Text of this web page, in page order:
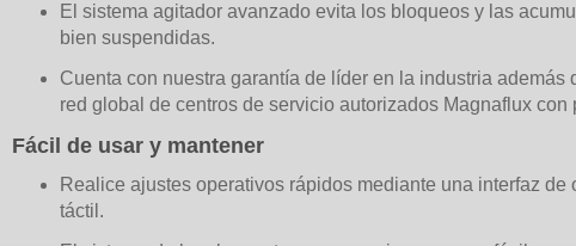
El sistema agitador avanzado evita los bloqueos y las
bien suspendidas.
Cuenta con nuestra garantía de líder en la industria
red global de centros de servicio autorizados Magnaflux con
Fácil de usar y mantener
Realice ajustes operativos rápidos mediante una interfaz
táctil.